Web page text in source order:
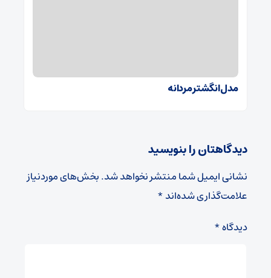
مدل انگشتر مردانه
دیدگاهتان را بنویسید
نشانی ایمیل شما منتشر نخواهد شد.بخش‌های موردنیاز
علامت‌گذاری شده‌اند*
دیدگاه*